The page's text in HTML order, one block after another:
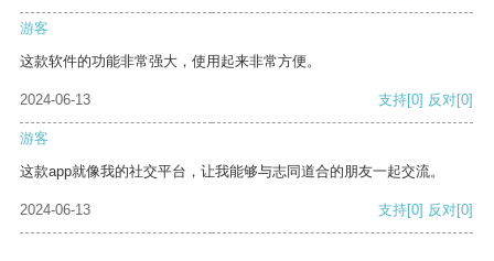
游客
这款软件的功能非常强大，使用起来非常方便。
2024-06-13 支持[0] 反对[0]
游客
这款app就像我的社交平台，让我能够与志同道合的朋友一起交流。
2024-06-13 支持[0] 反对[0]